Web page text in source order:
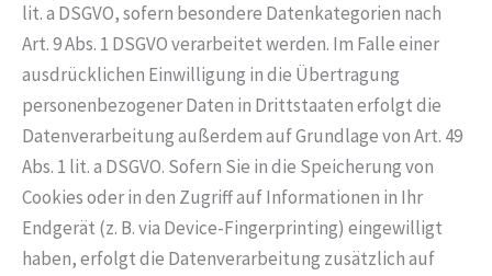
lit. a DSGVO, sofern besondere Datenkategorien nach
Art. 9 Abs. 1 DSGVO verarbeitet werden. Im Falle einer
ausdrücklichen Einwilligung in die Übertragung
personenbezogener Daten in Drittstaaten erfolgt die
Datenverarbeitung außerdem auf Grundlage von Art. 49
Abs. 1 lit. a DSGVO. Sofern Sie in die Speicherung von
Cookies oder in den Zugriff auf Informationen in Ihr
Endgerät (z. B. via Device-Fingerprinting) eingewilligt
haben, erfolgt die Datenverarbeitung zusätzlich auf